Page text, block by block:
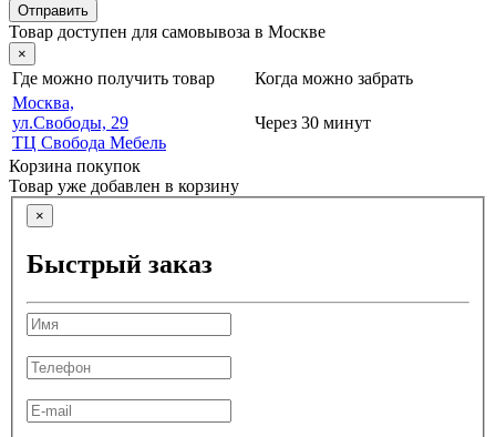
Отправить
Товар доступен для самовывоза в Москве
×
Где можно получить товар
Когда можно забрать
Москва,
ул.Свободы, 29
ТЦ Свобода Мебель
Через 30 минут
Корзина покупок
Товар уже добавлен в корзину
×
Быстрый заказ